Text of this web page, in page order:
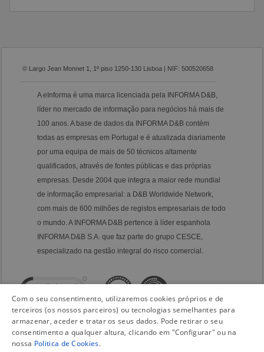
© Largo Jean Monnet 1, 1º piso 1250-130 Lisboa | NIF: 500520658
A eInforma é uma marca licenciada pela INFORMA D&B,
líder no mercado de informação para negócios há mais de
100 anos. A base de dados da INFORMA D&B contém
todas as empresas em Portugal e é atualizada diariamente
por uma equipa de mais de 50 técnicos altamente
qualificados, através de fontes públicas e das próprias
empresas. Desde 2004 que integra a maior rede mundial
de informação empresarial: a D&B Worldwide Network,
com mais de 600 milhões de registos empresariais de todo
o mundo. A INFORMA D&B pertence à líder espanhola
INFORMA D&B S.A. que faz parte do grupo CESCE,
especializado na gestão integral do risco comercial.
Com o seu consentimento, utilizaremos cookies próprios e de
terceiros (os nossos parceiros) ou tecnologias semelhantes para
armazenar, aceder e tratar os seus dados. Pode retirar o seu
consentimento a qualquer altura, clicando em "Configurar" ou na
nossa Politica de Cookies.